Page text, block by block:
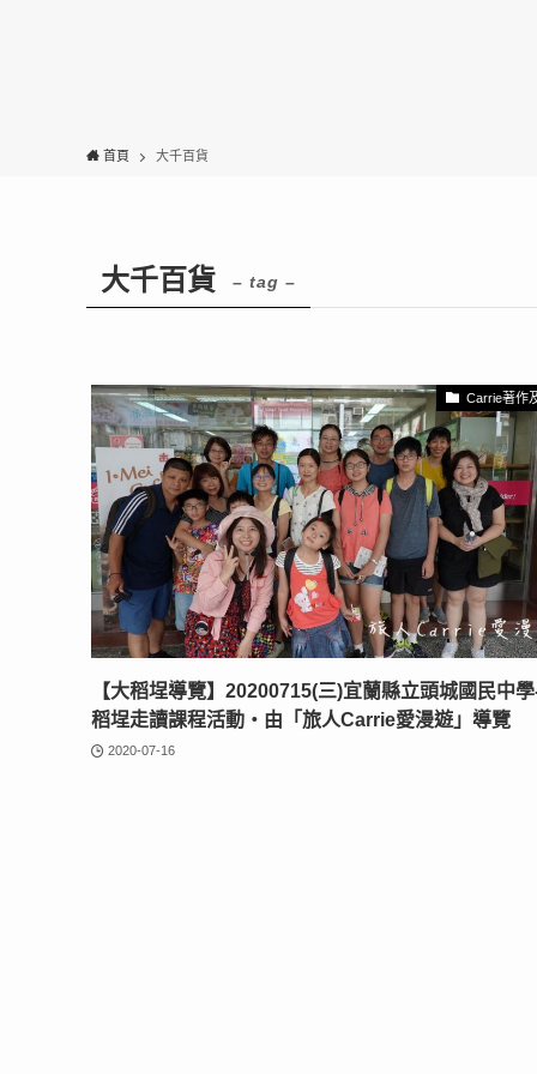
首頁 大千百貨
大千百貨 – tag –
Carrie著作
【大稻埕導覽】20200715(三)宜蘭縣立頭城國民中
稻埕走讀課程活動‧由「旅人Carrie愛漫遊」導覽
2020-07-16